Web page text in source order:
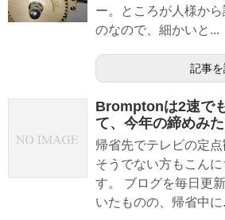
ー。ところが人様か
のなので、細かいと...
記事
Bromptonは2速で
て、今年の締めみた
帰省先でテレビの定点
そうでない方もこん
す。 ブログを毎日更
いたものの、帰省中に